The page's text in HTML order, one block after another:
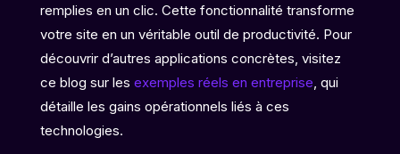
remplies en un clic. Cette fonctionnalité transforme
votre site en un véritable outil de productivité. Pour
découvrir d’autres applications concrètes, visitez
ce blog sur les exemples réels en entreprise , qui
détaille les gains opérationnels liés à ces
technologies.